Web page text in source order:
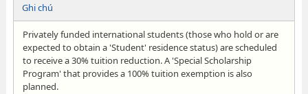
Ghi chú
Privately funded international students (those who hold or are
expected to obtain a 'Student' residence status) are scheduled
to receive a 30% tuition reduction. A 'Special Scholarship
Program' that provides a 100% tuition exemption is also
planned.